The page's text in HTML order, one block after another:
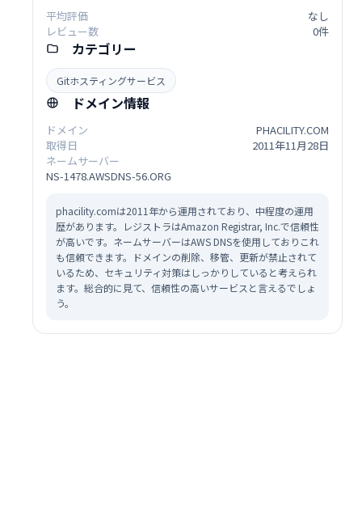
平均評価
なし
レビュー数
0件
カテゴリー
Gitホスティングサービス
ドメイン情報
ドメイン
PHACILITY.COM
取得日
2011年11月28日
ネームサーバー
NS-1478.AWSDNS-56.ORG
phacility.comは2011年から運用されており、中程度の運用
歴があります。レジストラはAmazon Registrar, Inc.で信頼性
が高いです。ネームサーバーはAWS DNSを使用しておりこれ
も信頼できます。ドメインの削除、移管、更新が禁止されて
いるため、セキュリティ対策はしっかりしていると考えられ
ます。総合的に見て、信頼性の高いサービスと言えるでしょ
う。